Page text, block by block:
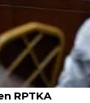
hadapi
RPTKA